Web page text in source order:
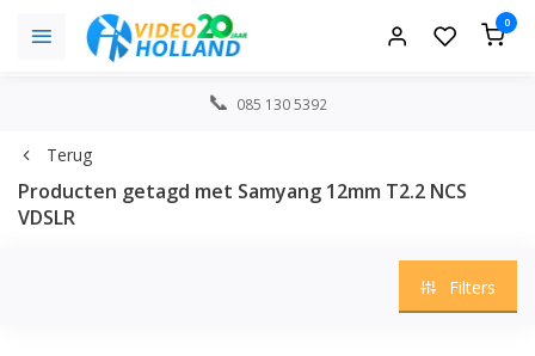
0
085 130 5392
Terug
Producten getagd met Samyang 12mm T2.2 NCS
VDSLR
Filters